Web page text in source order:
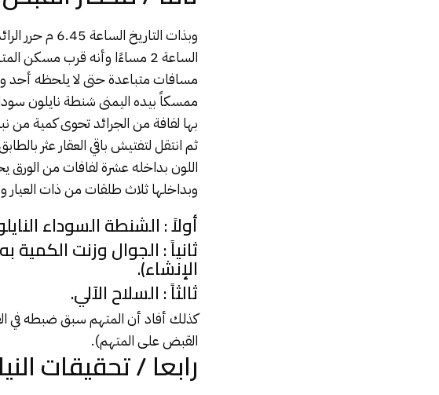
وبذات
الساعة 2 مساءًا وأنه قرب
مسافات متباعدة حتى لا يلحظه أحد
ممسكاً بيده اليمنى شنطة نايلون
بها لفافة من الجرائد تحوى كمية
ثم انتقل لتفتيش باقي العقار عثر
وبداخلها ثلاث طلقات من ذات
أولاً : الشنطة السوداء النايلون
ثانياً : الجوال وزنت
الإنشاء).
ثالثاً : السلاح الآلي.
القبض على المتهم).
رابعا / تحقيقات